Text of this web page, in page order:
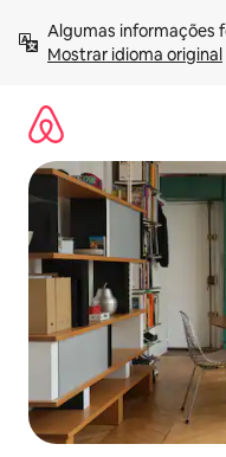
para
Mostrar idioma original